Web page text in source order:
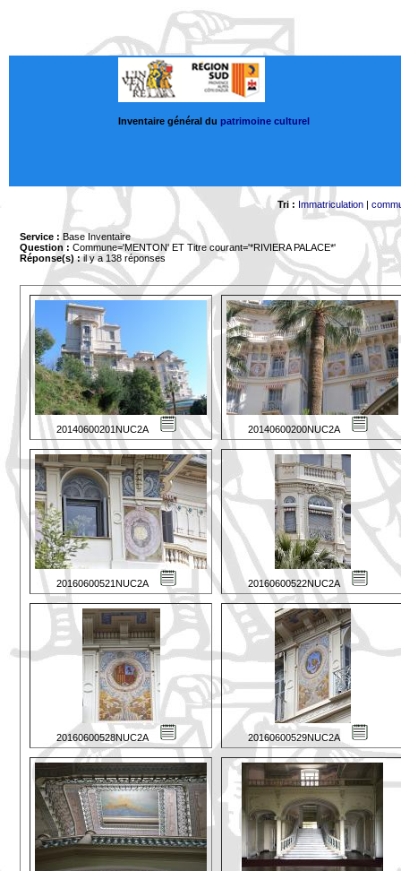
Inventaire général du patrimoine culturel
Tri : Immatriculation|
Service : Base Inventaire
Question : Commune='MENTON' ET Titre courant='*RIVIERA PALACE*'
Réponse(s) :il y a 138 réponses
20140600201NUC2A 20140600200NUC2A
20160600521NUC2A 20160600522NUC2A
20160600528NUC2A 20160600529NUC2A